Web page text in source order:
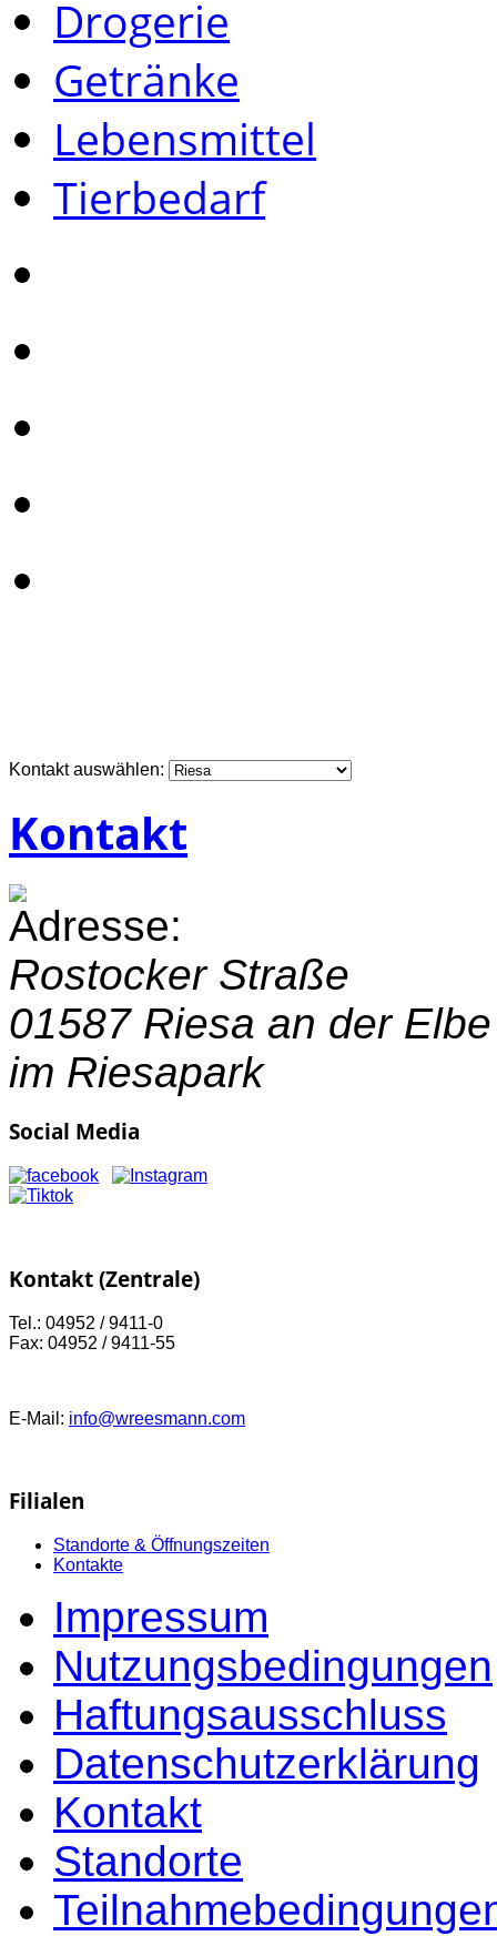
Drogerie
Getränke
Lebensmittel
Tierbedarf
Kontakt auswählen:
Kontakt
Rostocker Straße
01587 Riesa an der Elbe
im Riesapark
Social Media
Kontakt (Zentrale)
Tel.: 04952 / 9411-0
Fax: 04952 / 9411-55
E-Mail: info@wreesmann.com
Filialen
Standorte & Öffnungszeiten
Kontakte
Impressum
Nutzungsbedingungen
Haftungsausschluss
Datenschutzerklärung
Kontakt
Standorte